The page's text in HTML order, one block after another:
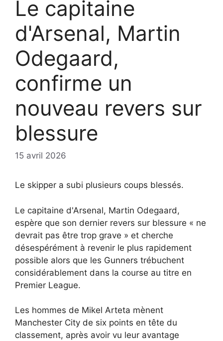
Le capitaine
d'Arsenal, Martin
Odegaard,
confirme un
nouveau revers sur
blessure
15 avril 2026
Le skipper a subi plusieurs coups blessés.
Le capitaine d'Arsenal, Martin Odegaard,
espère que son dernier revers sur blessure « ne
devrait pas être trop grave » et cherche
désespérément à revenir le plus rapidement
possible alors que les Gunners trébuchent
considérablement dans la course au titre en
Premier League.
Les hommes de Mikel Arteta mènent
Manchester City de six points en tête du
classement, après avoir vu leur avantage